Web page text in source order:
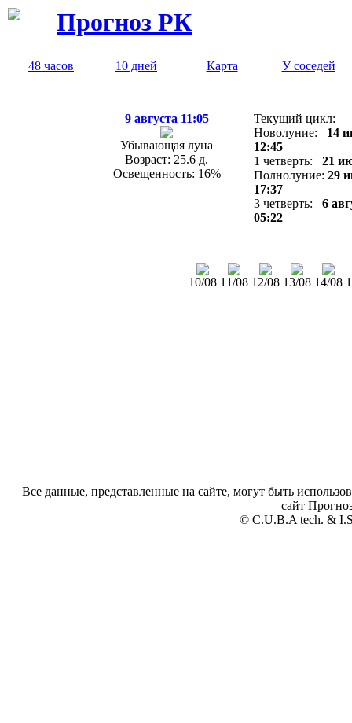
Прогноз РК
48 часов 10 дней Карта У соседей
9 августа 11:05
Убывающая луна
Возраст: 25.6 д.
Освещенность: 16%
Текущий цикл:
Новолуние: 14
12:45
1 четверть: 21
Полнолуние: 29
17:37
3 четверть: 6
05:22
10/08 11/08 12/08 13/08 14/08
Все данные, представленные на сайте, могут быть
сайт
© C.U.B.A tech. &